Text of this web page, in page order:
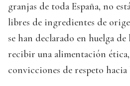
granjas de toda España, no
libres de ingredientes de
se han declarado en huelga
recibir una alimentación ética,
convicciones de respeto hacia